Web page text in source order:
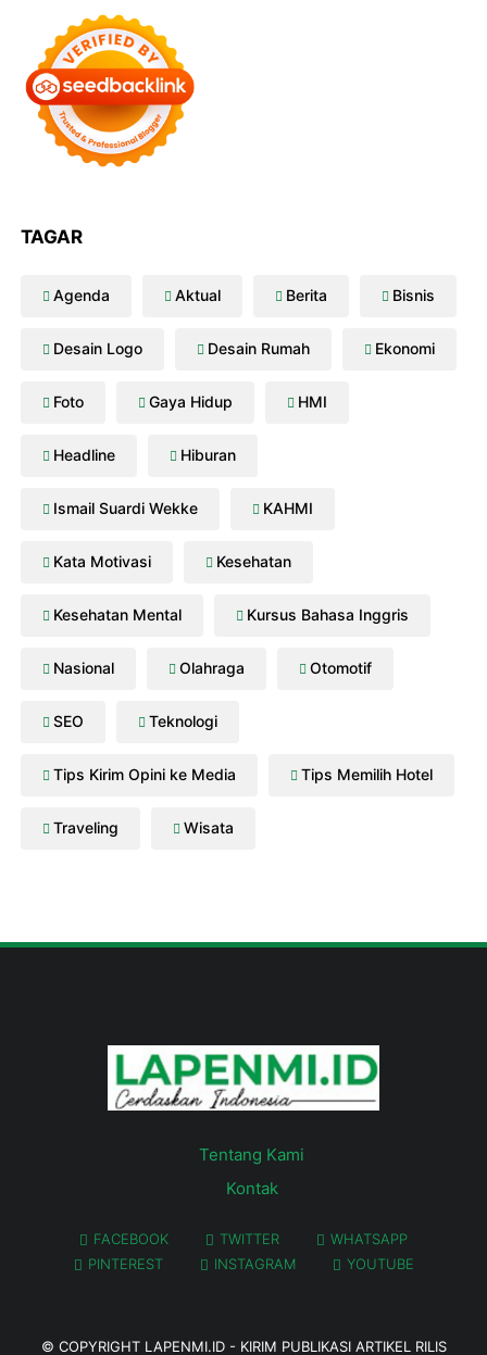
TAGAR
Agenda Aktual Berita Bisnis
Desain Logo Desain Rumah Ekonomi
Foto Gaya Hidup HMI
Headline Hiburan
Ismail Suardi Wekke KAHMI
Kata Motivasi Kesehatan
Kesehatan Mental Kursus Bahasa Inggris
Nasional Olahraga Otomotif
SEO Teknologi
Tips Kirim Opini ke Media Tips Memilih Hotel
Traveling Wisata
Tentang Kami
Kontak
FACEBOOK TWITTER
WHATSAPP
PINTEREST
INSTAGRAM YOUTUBE
© COPYRIGHT LAPENMI.ID - KIRIM PUBLIKASI ARTIKEL RILIS